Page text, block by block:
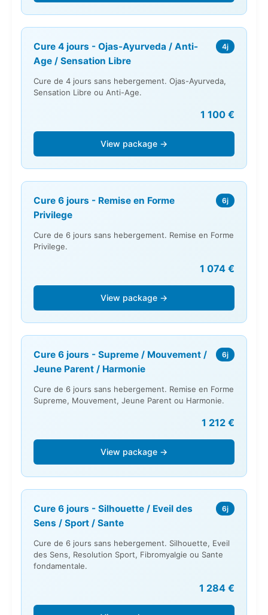
Cure 4 jours - Ojas-Ayurveda / Anti-
Age / Sensation Libre
4j
Cure de 4 jours sans hebergement. Ojas-Ayurveda,
Sensation Libre ou Anti-Age.
1 100 €
View package →
Cure 6 jours - Remise en Forme
Privilege
6j
Cure de 6 jours sans hebergement. Remise en Forme
Privilege.
1 074 €
View package →
Cure 6 jours - Supreme / Mouvement /
Jeune Parent / Harmonie
6j
Cure de 6 jours sans hebergement. Remise en Forme
Supreme, Mouvement, Jeune Parent ou Harmonie.
1 212 €
View package →
Cure 6 jours - Silhouette / Eveil des
Sens / Sport / Sante
6j
Cure de 6 jours sans hebergement. Silhouette, Eveil
des Sens, Resolution Sport, Fibromyalgie ou Sante
fondamentale.
1 284 €